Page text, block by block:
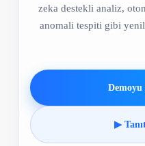
zeka destekli analiz,
anomali tespiti gibi
▶